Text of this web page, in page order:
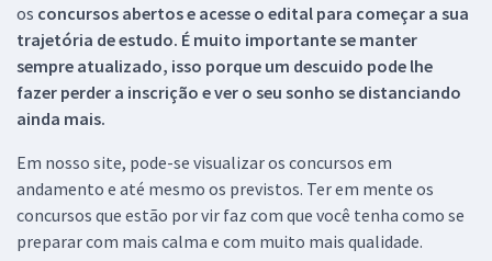
os concursos abertos e acesse o edital para começar a sua
trajetória de estudo. É muito importante se manter
sempre atualizado, isso porque um descuido pode lhe
fazer perder a inscrição e ver o seu sonho se distanciando
ainda mais.
Em nosso site, pode-se visualizar os concursos em
andamento e até mesmo os previstos. Ter em mente os
concursos que estão por vir faz com que você tenha como se
preparar com mais calma e com muito mais qualidade.